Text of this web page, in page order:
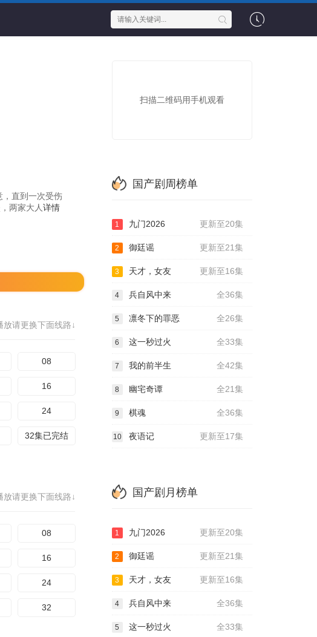
，直到一次受伤
两家大人详情
放请更换下面线路↓
08
16
24
32集已完结
放请更换下面线路↓
08
16
24
32
扫描二维码用手机观看
国产剧周榜单
更新至20集
1 九门2026
更新至21集
2 御廷谣
更新至16集
3 天才，女友
全36集
4 兵自风中来
全26集
5 凛冬下的罪恶
全33集
6 这一秒过火
全42集
7 我的前半生
全21集
8 幽宅奇谭
全36集
9 棋魂
更新至17集
10 夜语记
国产剧月榜单
更新至20集
1 九门2026
更新至21集
2 御廷谣
更新至16集
3 天才，女友
全36集
4 兵自风中来
全33集
5 这一秒过火